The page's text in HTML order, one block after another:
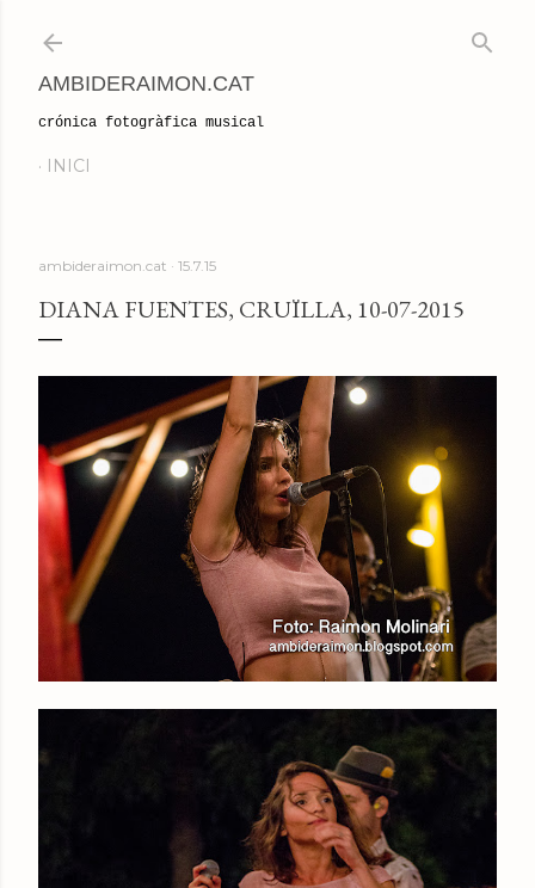
AMBIDERAIMON.CAT
crónica fotogràfica musical
INICI
ambideraimon.cat 15.7.15
DIANA FUENTES, CRUÏLLA, 10-07-2015